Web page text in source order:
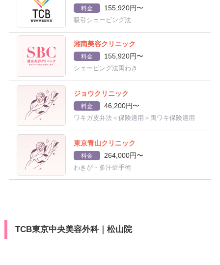
料金 155,920円〜
吸引シェービング法
湘南美容クリニック
料金 155,920円〜
シェービング法両わき
ジョウクリニック
料金 46,200円〜
ワキガ皮弁法＜保険適用＞両ワキ保険適用
東京青山クリニック
料金 264,000円〜
わきが・多汗症手術
TCB東京中央美容外科｜松山院